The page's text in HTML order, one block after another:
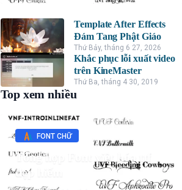
Template After Effects
Đám Tang Phật Giáo
Thứ Bảy, tháng 6 27, 2026
Khắc phục lỗi xuất video
trên KineMaster
Thứ Ba, tháng 4 30, 2019
Top xem nhiều
FONT CHỮ
Tổng hợp Font việt hóa ttf
đẹp hiếm